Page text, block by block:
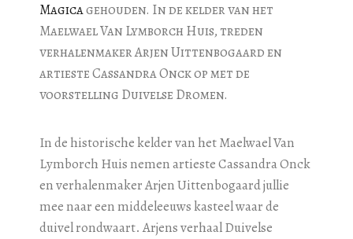
Magicagehouden. In de kelder van het
Maelwael Van Lymborch Huis, treden
verhalenmaker Arjen Uittenbogaard en
artieste Cassandra Onck op met de
voorstelling Duivelse Dromen.
In de historische kelder van het Maelwael Van
Lymborch Huis nemen artieste Cassandra Onck
en verhalenmaker Arjen Uittenbogaard jullie
mee naar een middeleeuws kasteel waar de
duivel rondwaart. Arjens verhaal Duivelse